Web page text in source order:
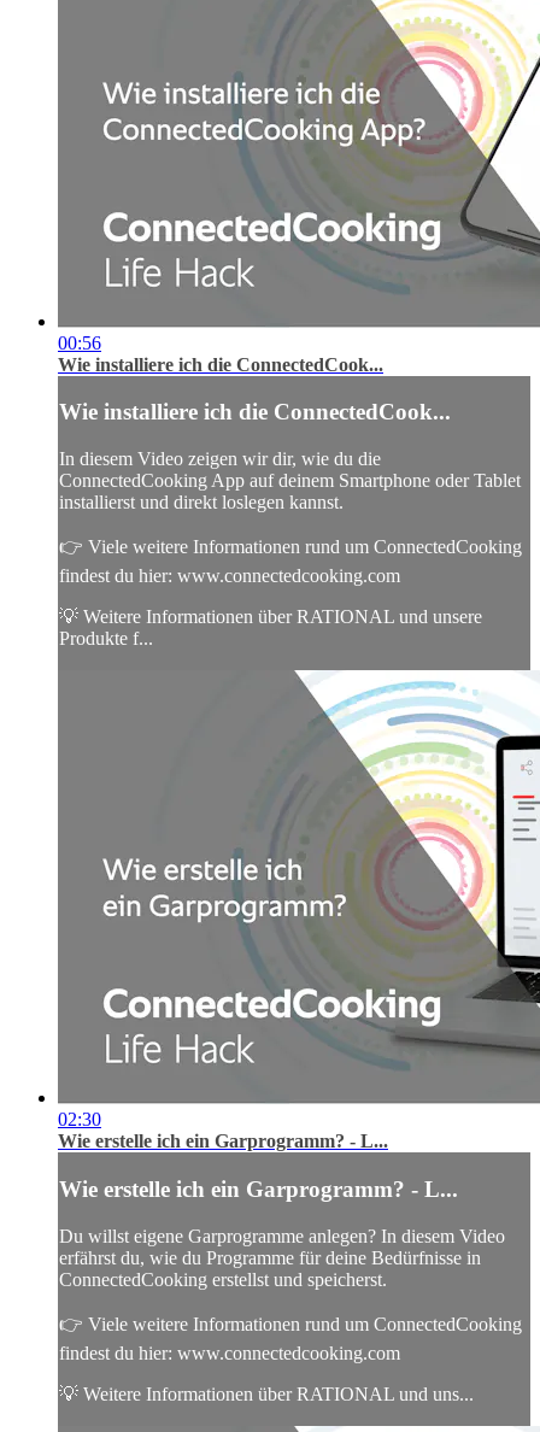
00:56
Wie installiere ich die ConnectedCook...
Wie installiere ich die ConnectedCook...
In diesem Video zeigen wir dir, wie du die
ConnectedCooking App auf deinem Smartphone oder Tablet
installierst und direkt loslegen kannst.
👉 Viele weitere Informationen rund um ConnectedCooking
findest du hier: www.connectedcooking.com
💡 Weitere Informationen über RATIONAL und unsere
Produkte f...
02:30
Wie erstelle ich ein Garprogramm? - L...
Wie erstelle ich ein Garprogramm? - L...
Du willst eigene Garprogramme anlegen? In diesem Video
erfährst du, wie du Programme für deine Bedürfnisse in
ConnectedCooking erstellst und speicherst.
👉 Viele weitere Informationen rund um ConnectedCooking
findest du hier: www.connectedcooking.com
💡 Weitere Informationen über RATIONAL und uns...